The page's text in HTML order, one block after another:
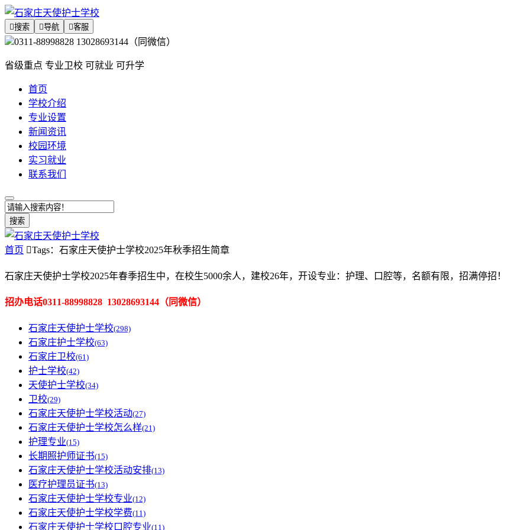
搜索 导航 客服
0311-88998828 13028693144（同微信）
省级重点 专业卫校 可就业 可升学
首页
学校介绍
专业设置
新闻资讯
校园环境
实习就业
联系我们
搜索
首页 Tags：石家庄天使护士学校2025年秋季招生简章
石家庄天使护士学校2025年春季招生中，在校生5000余人，建校26年，开设专业：护理、口腔等，名额有限，招满停招！
招办电话0311-88998828 13028693144（ 同微信）
石家庄天使护士学校(298)
石家庄护士学校(63)
石家庄卫校(61)
护士学校(42)
天使护士学校(34)
卫校(29)
石家庄天使护士学校活动(27)
石家庄天使护士学校怎么样(21)
护理专业(15)
长期照护师证书(15)
石家庄天使护士学校活动安排(13)
医疗护理员证书(13)
石家庄天使护士学校专业(12)
石家庄天使护士学校学费(11)
石家庄天使护士学校口腔专业(11)